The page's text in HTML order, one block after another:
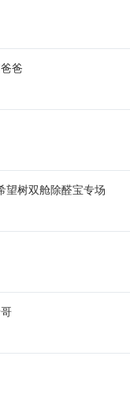
爸
望树双舱除醛宝专场